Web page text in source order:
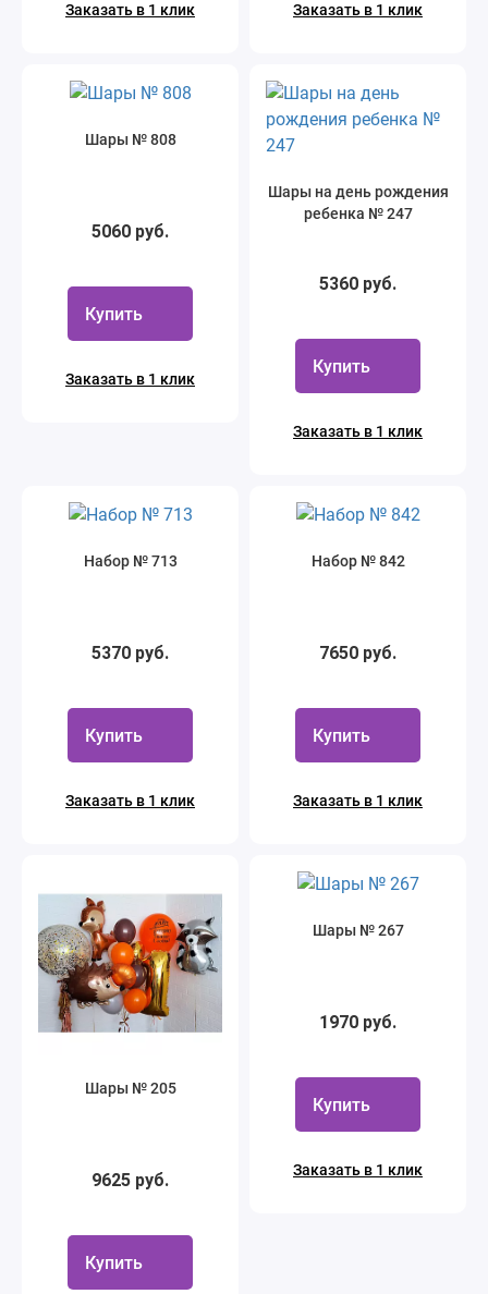
Заказать в 1 клик Заказать в 1 клик
Шары № 808
5060 руб.
Купить
Заказать в 1 клик
Шары на день рождения
ребенка № 247
5360 руб.
Купить
Заказать в 1 клик
Набор № 713
5370 руб.
Купить
Заказать в 1 клик
Набор № 842
7650 руб.
Купить
Заказать в 1 клик
Шары № 205
9625 руб.
Купить
Шары № 267
1970 руб.
Купить
Заказать в 1 клик